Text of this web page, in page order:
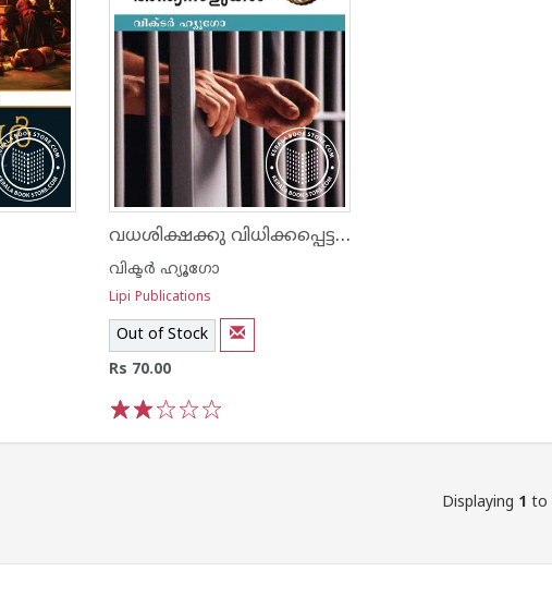
വധശിക്ഷക്കു വിധിക്കപ്പെട്ടവന്റെ അന്ത്യ നാളുകള്‍
വിക്ടര്‍ ഹ്യൂഗോ
Lipi Publications
Out of Stock
Rs 70.00
Displaying 1 to